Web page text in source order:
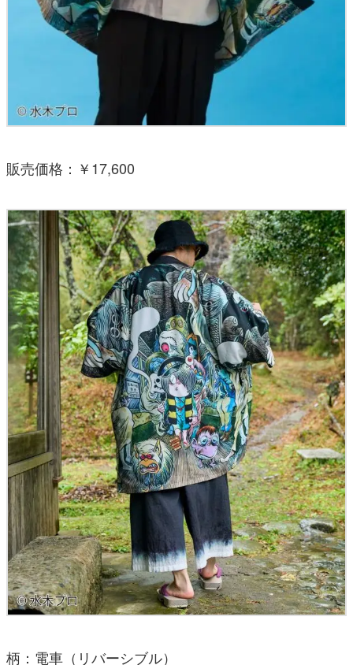
販売価格：￥17,600
柄：電車（リバーシブル）